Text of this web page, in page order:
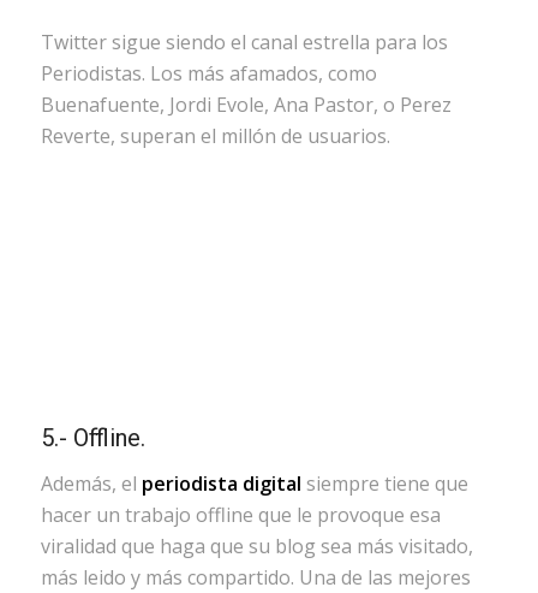
Twitter sigue siendo el canal estrella para los
Periodistas. Los más afamados, como
Buenafuente, Jordi Evole, Ana Pastor, o Perez
Reverte, superan el millón de usuarios.
5.- Offline.
Además, el periodista digital siempre tiene que
hacer un trabajo offline que le provoque esa
viralidad que haga que su blog sea más visitado,
más leido y más compartido. Una de las mejores